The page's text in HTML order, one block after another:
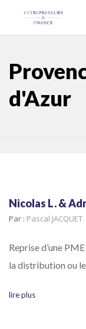
d'Azur
Nicolas L. &
Par : Pascal JACQUET
Reprise d’une
la distribution ou
lire plus
Panneau de gestion